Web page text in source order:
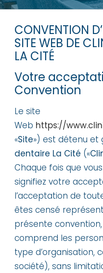
CONVENTION
SITE WEB DE
LA CITÉ
Votre
Convention
Le site
Web https://
«Site») est détenu et
dentaire La Cité («
Chaque fois que
signifiez votre
l’acceptation de
êtes censé
présente
comprend les
type d’organisation,
société), sans